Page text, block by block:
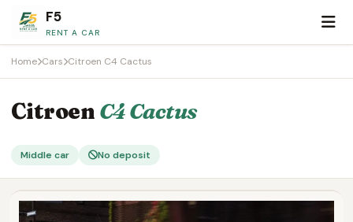
F5
RENT A CAR
Home Cars Citroen C4 Cactus
Citroen C4 Cactus
Middle car No deposit